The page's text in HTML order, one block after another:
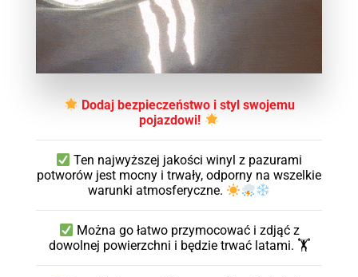
Dodaj bezpieczeństwo i styl swojemu
pojazdowi!
Ten najwyższej jakości winyl z pazurami
potworów jest mocny i trwały, odporny na wszelkie
warunki atmosferyczne.
Można go łatwo przymocować i zdjąć z
dowolnej powierzchni i będzie trwać latami. 🏋